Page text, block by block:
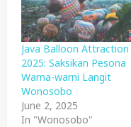
Java Balloon Attraction
2025: Saksikan Pesona
Warna-warni Langit
Wonosobo
June 2, 2025
In "Wonosobo"